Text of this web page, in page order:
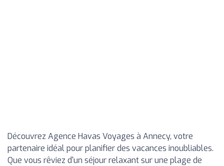
Découvrez Agence Havas Voyages à Annecy, votre
partenaire idéal pour planifier des vacances inoubliables.
Que vous rêviez d'un séjour relaxant sur une plage de